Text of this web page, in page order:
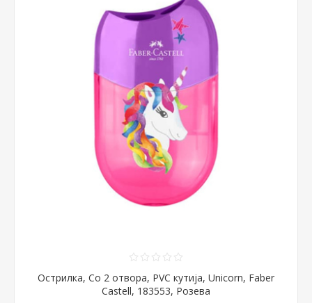
Острилка, Со 2 отвора, PVC кутија, Unicorn, Faber
Castell, 183553, Розева